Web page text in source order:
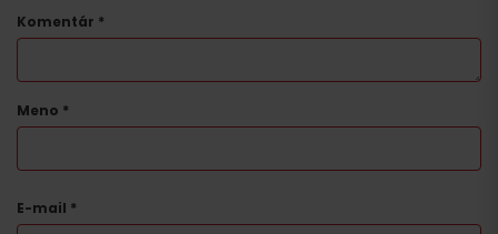
Komentár *
Meno *
E-mail *